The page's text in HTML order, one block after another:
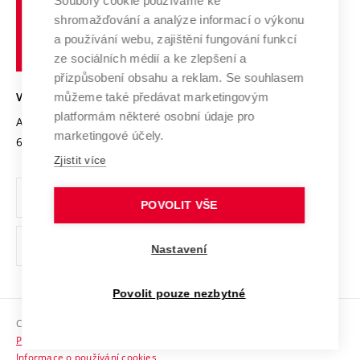
Výzkumné infrastruktury
Transfer znalostí
Open Science
Projekty
Projekty ze strukturálních fondů
Specifický výzkum
Služby univerzity
Mezinárodní dohody
Univerzitní sítě
Udržitelná univerzita
Podnikavá univerzita / ContriBUTe
Bezpečná univerzita
Vyznamenání
Organizační struktura
Ochrana osobních údajů
odkaz)
Sociální bezpečí
HR Award
učení
technické
VYSOKÉ UČENÍ TECHNICKÉ V BRNĚ
Antonínská 548/1
602 00 Brno
www.vut.cz
vut@vutbr.cz
Copyright © 2026 VUT
Prohlášení o přístupnosti
Informace o používání cookies
shromažďování a analýze informací o výkonu
a používání webu, zajištění fungování funkcí
ze sociálních médií a ke zlepšení a
přizpůsobení obsahu a reklam. Se souhlasem
můžeme také předávat marketingovým
platformám některé osobní údaje pro
marketingové účely.
Zjistit více
POVOLIT VŠE
Nastavení
Povolit pouze nezbytné